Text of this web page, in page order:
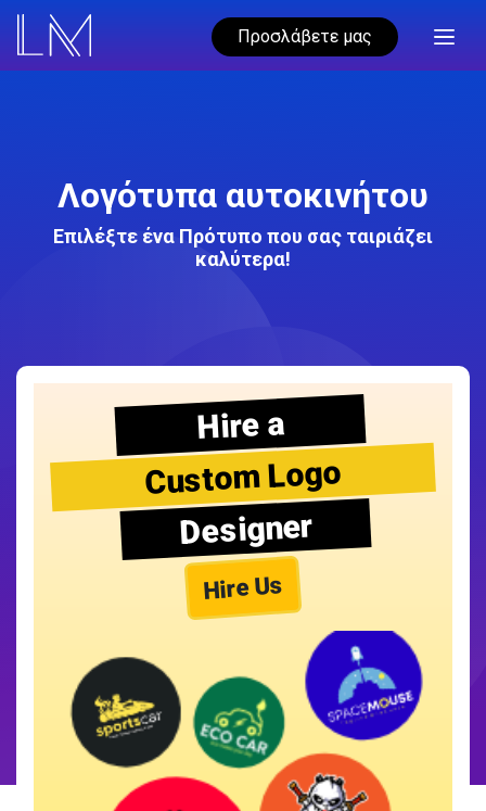
Προσλάβετε μας
Λογότυπα αυτοκινήτου
Επιλέξτε ένα Πρότυπο που σας ταιριάζει
καλύτερα!
Hire a
Custom Logo
Designer
Hire Us